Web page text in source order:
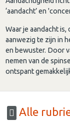
‘aandacht’ en
Waar je aandacht
aanwezig te zijn in
en bewuster. Door
nemen van de
ontspant
Alle